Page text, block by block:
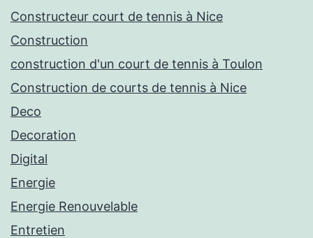
Constructeur court de tennis à Nice
Construction
construction d'un court de tennis à Toulon
Construction de courts de tennis à Nice
Deco
Decoration
Digital
Energie
Energie Renouvelable
Entretien